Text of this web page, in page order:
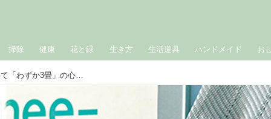
掃除 健康 花と緑 生き方 生活道具 ハンドメイド お
84歳、人生で20回近くの引っ越しを経て「わずか3畳」の心地いい部屋に。小さな暮らしの“3つのミニマム”／祐成陽子さん